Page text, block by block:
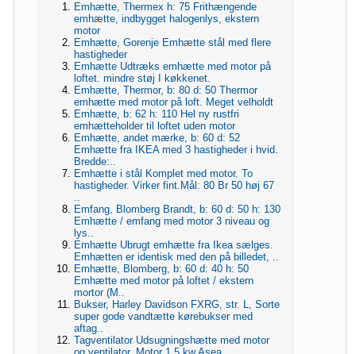
Emhætte, Thermex h: 75 Frithængende
emhætte, indbygget halogenlys, ekstern
motor
Emhætte, Gorenje Emhætte stål med flere
hastigheder
Emhætte Udtræks emhætte med motor på
loftet. mindre støj I køkkenet.
Emhætte, Thermor, b: 80 d: 50 Thermor
emhætte med motor på loft. Meget velholdt
Emhætte, b: 62 h: 110 Hel ny rustfri
emhætteholder til loftet uden motor
Emhætte, andet mærke, b: 60 d: 52
Emhætte fra IKEA med 3 hastigheder i hvid.
Bredde:..
Emhætte i stål Komplet med motor. To
hastigheder. Virker fint.Mål: 80 Br 50 høj 67
..
Emfang, Blomberg Brandt, b: 60 d: 50 h: 130
Emhætte / emfang med motor 3 niveau og
lys..
Emhætte Ubrugt emhætte fra Ikea sælges.
Emhætten er identisk med den på billedet, ..
Emhætte, Blomberg, b: 60 d: 40 h: 50
Emhætte med motor på loftet / ekstern
mortor (M..
Bukser, Harley Davidson FXRG, str. L, Sorte
super gode vandtætte kørebukser med
aftag..
Tagventilator Udsugningshætte med motor